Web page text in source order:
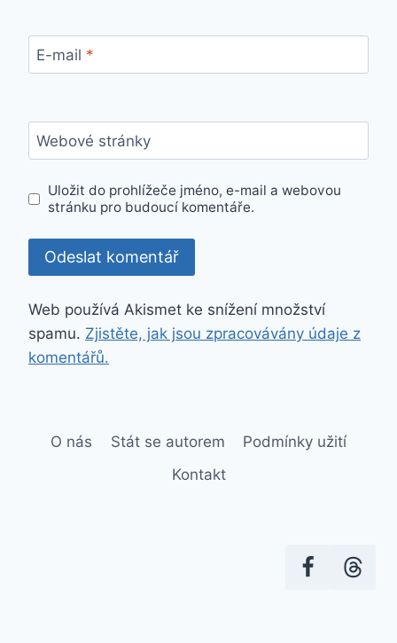
E-mail *
Webové stránky
Uložit do prohlížeče jméno, e-mail a webovou
stránku pro budoucí komentáře.
Web používá Akismet ke snížení množství
spamu. Zjistěte, jak jsou zpracovávány údaje z
komentářů.
O nás Stát se autorem
Podmínky užití
Kontakt